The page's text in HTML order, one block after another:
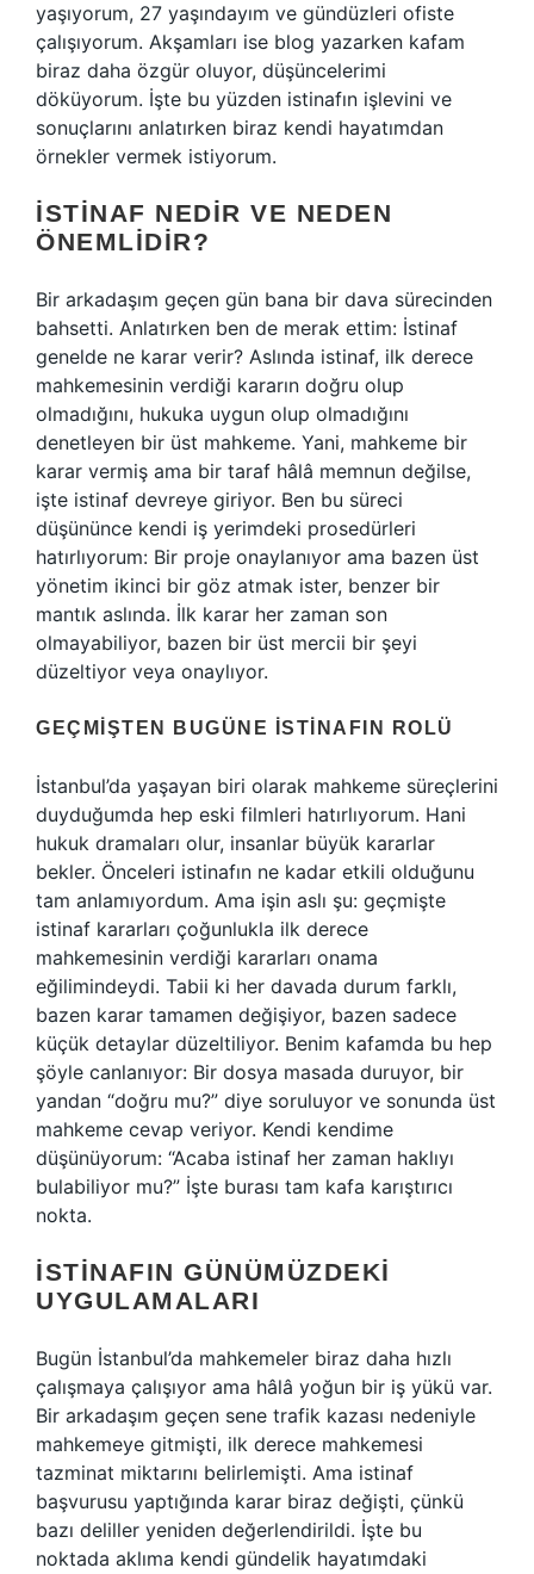
yaşıyorum, 27 yaşındayım ve gündüzleri ofiste
çalışıyorum. Akşamları ise blog yazarken kafam
biraz daha özgür oluyor, düşüncelerimi
döküyorum. İşte bu yüzden istinafın işlevini ve
sonuçlarını anlatırken biraz kendi hayatımdan
örnekler vermek istiyorum.
İSTINAF NEDIR VE NEDEN
ÖNEMLIDIR?
Bir arkadaşım geçen gün bana bir dava sürecinden
bahsetti. Anlatırken ben de merak ettim: İstinaf
genelde ne karar verir? Aslında istinaf, ilk derece
mahkemesinin verdiği kararın doğru olup
olmadığını, hukuka uygun olup olmadığını
denetleyen bir üst mahkeme. Yani, mahkeme bir
karar vermiş ama bir taraf hâlâ memnun değilse,
işte istinaf devreye giriyor. Ben bu süreci
düşününce kendi iş yerimdeki prosedürleri
hatırlıyorum: Bir proje onaylanıyor ama bazen üst
yönetim ikinci bir göz atmak ister, benzer bir
mantık aslında. İlk karar her zaman son
olmayabiliyor, bazen bir üst mercii bir şeyi
düzeltiyor veya onaylıyor.
GEÇMIŞTEN BUGÜNE İSTINAFIN ROLÜ
İstanbul’da yaşayan biri olarak mahkeme süreçlerini
duyduğumda hep eski filmleri hatırlıyorum. Hani
hukuk dramaları olur, insanlar büyük kararlar
bekler. Önceleri istinafın ne kadar etkili olduğunu
tam anlamıyordum. Ama işin aslı şu: geçmişte
istinaf kararları çoğunlukla ilk derece
mahkemesinin verdiği kararları onama
eğilimindeydi. Tabii ki her davada durum farklı,
bazen karar tamamen değişiyor, bazen sadece
küçük detaylar düzeltiliyor. Benim kafamda bu hep
şöyle canlanıyor: Bir dosya masada duruyor, bir
yandan “doğru mu?” diye soruluyor ve sonunda üst
mahkeme cevap veriyor. Kendi kendime
düşünüyorum: “Acaba istinaf her zaman haklıyı
bulabiliyor mu?” İşte burası tam kafa karıştırıcı
nokta.
İSTINAFIN GÜNÜMÜZDEKI
UYGULAMALARI
Bugün İstanbul’da mahkemeler biraz daha hızlı
çalışmaya çalışıyor ama hâlâ yoğun bir iş yükü var.
Bir arkadaşım geçen sene trafik kazası nedeniyle
mahkemeye gitmişti, ilk derece mahkemesi
tazminat miktarını belirlemişti. Ama istinaf
başvurusu yaptığında karar biraz değişti, çünkü
bazı deliller yeniden değerlendirildi. İşte bu
noktada aklıma kendi gündelik hayatımdaki